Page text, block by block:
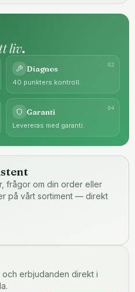
liv.
02
Diagnos
40 punkters kontroll.
04
Garanti
Levereras med garanti.
frågor om din order eller
på vårt sortiment — direkt
och erbjudanden direkt i